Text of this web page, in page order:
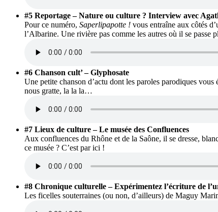
#5 Reportage – Nature ou culture ? Interview avec
Pour ce numéro, Saperlipapotte ! vous entraîne aux côtés
l’Albarine. Une rivière pas comme les autres où il se
#6 Chanson cult’ – Glyphosate
Une petite chanson d’actu dont les paroles parodiques
nous gratte, la la la…
#7 Lieux de culture – Le musée des Confluences
Aux confluences du Rhône et de la Saône, il se dresse,
ce musée ? C’est par ici !
#8 Chronique culturelle – Expérimentez l’écriture de
Les ficelles souterraines (ou non, d’ailleurs) de Maguy